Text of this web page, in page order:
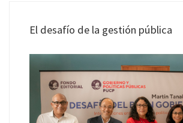
El desafío de la gestión pública